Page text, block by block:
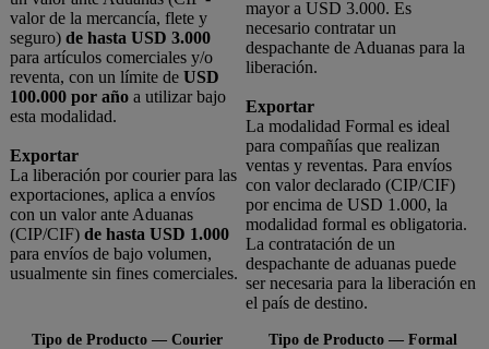
valor de la mercancía, flete y
seguro) de hasta USD 3.000
para artículos comerciales y/o
reventa, con un límite de USD
100.000 por año a utilizar bajo
esta modalidad.
Exportar
La liberación por courier para las
exportaciones, aplica a envíos
con un valor ante Aduanas
(CIP/CIF) de hasta USD 1.000
para envíos de bajo volumen,
usualmente sin fines comerciales.
mayor a USD 3.000. Es
necesario contratar un
despachante de Aduanas para la
liberación.
Exportar
La modalidad Formal es ideal
para compañías que realizan
ventas y reventas. Para envíos
con valor declarado (CIP/CIF)
por encima de USD 1.000, la
modalidad formal es obligatoria.
La contratación de un
despachante de aduanas puede
ser necesaria para la liberación en
el país de destino.
Tipo de Producto — Courier Tipo de Producto — Formal